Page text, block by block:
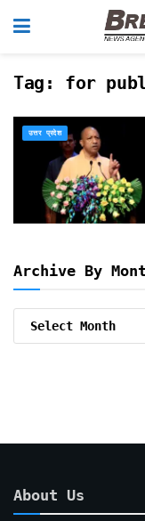
Tag: for
उत्तर प्रदेश
Archive By
About Us